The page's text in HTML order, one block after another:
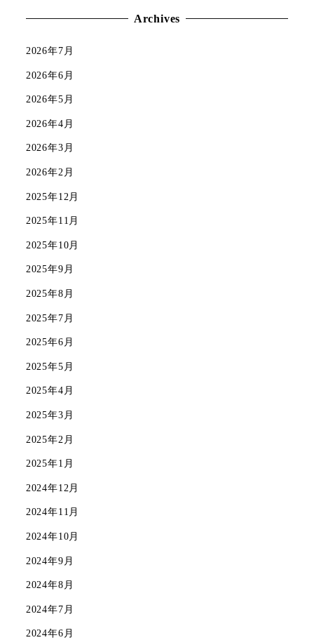
Archives
2026年7月
2026年6月
2026年5月
2026年4月
2026年3月
2026年2月
2025年12月
2025年11月
2025年10月
2025年9月
2025年8月
2025年7月
2025年6月
2025年5月
2025年4月
2025年3月
2025年2月
2025年1月
2024年12月
2024年11月
2024年10月
2024年9月
2024年8月
2024年7月
2024年6月